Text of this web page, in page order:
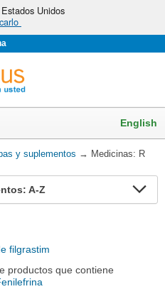
Unidos
English
y suplementos → Medicinas: R
A-Z
filgrastim
productos que contiene